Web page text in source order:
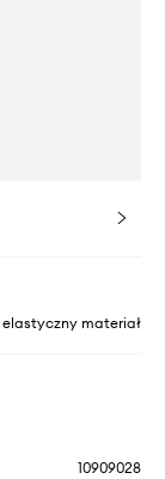
elastyczny materiał
10909028